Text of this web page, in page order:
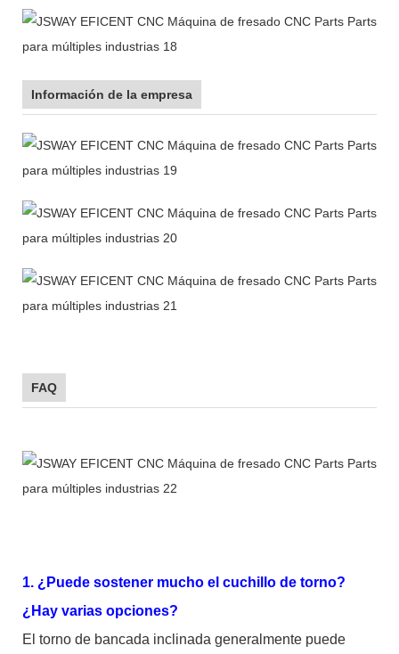
Información de la empresa
FAQ
1. ¿Puede sostener mucho el cuchillo de torno?
¿Hay varias opciones?
El torno de bancada inclinada generalmente puede